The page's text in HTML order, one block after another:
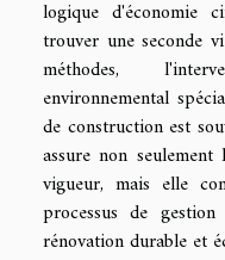
logique d'économie
trouver une seconde
méthodes,
environnemental
de construction est
assure non
vigueur, mais elle
processus de
rénovation durable et